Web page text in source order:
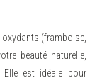
oxydants (framboise,
beauté naturelle,
Elle est idéale pour